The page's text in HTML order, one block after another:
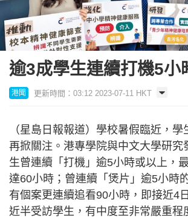
逾3成學生連續打機5小
港聞 更新時間：03:12 2023-07-11 HKT
（星島日報報道）學校暑假臨近，
再掀關注。港專學院與中文大學研究
生曾連續「打機」逾5小時或以上，
達60小時；曾連續「煲片」逾5小時
有個案更連續追看90小時，即接近4
近半受訪學生，有中度至非常嚴重程